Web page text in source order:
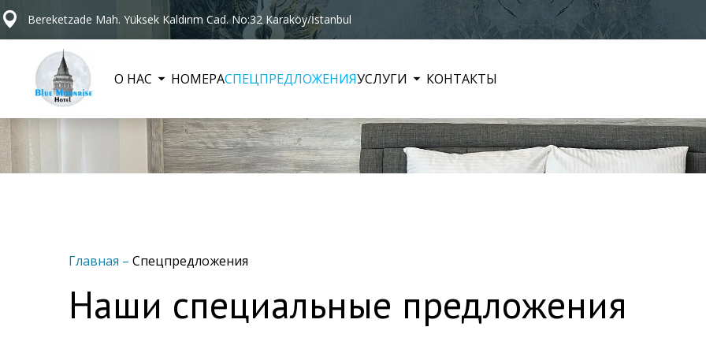
Bereketzade Mah. Yüksek Kaldırım Cad. No:32 Karaköy/İstanbul
О НАС НОМЕРАСПЕЦПРЕДЛОЖЕНИЯУСЛУГИ КОНТАКТЫ
Главная – Спецпредложения
Наши специальные предложения